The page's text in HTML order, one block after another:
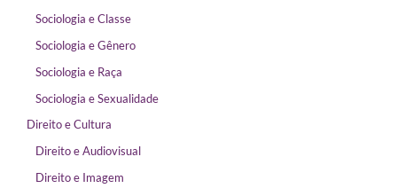
Sociologia e Classe
Sociologia e Gênero
Sociologia e Raça
Sociologia e Sexualidade
Direito e Cultura
Direito e Audiovisual
Direito e Imagem